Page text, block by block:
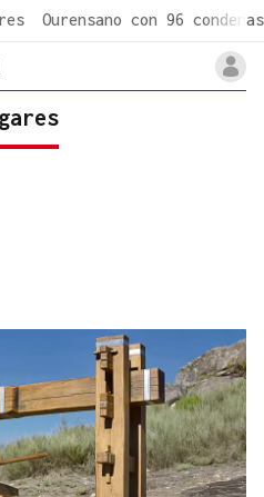
Ourensano con 96 condenas